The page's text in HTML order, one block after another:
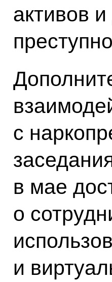
активов
с
в мае
о
и